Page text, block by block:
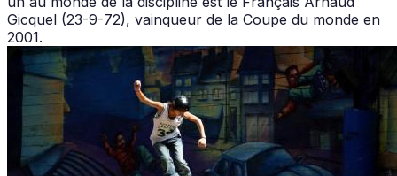
Gicquel (23-9-72), vainqueur de la Coupe du monde en
2001.